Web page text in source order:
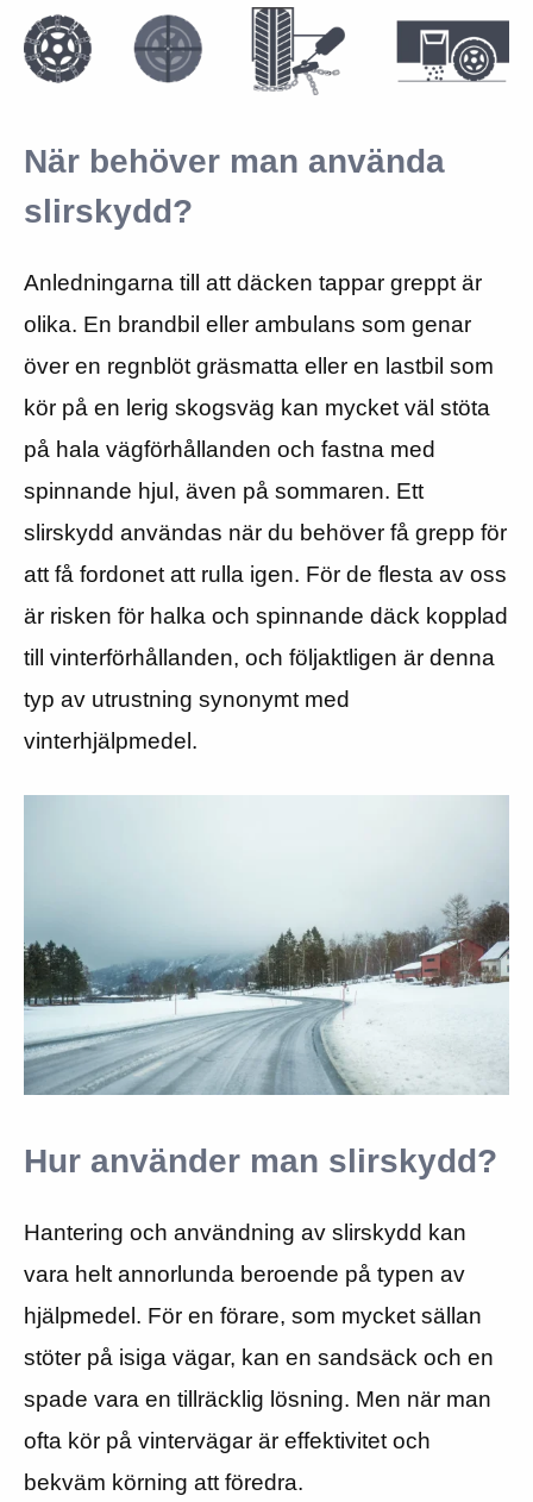
När behöver man använda
slirskydd?
Anledningarna till att däcken tappar greppt är
olika. En brandbil eller ambulans som genar
över en regnblöt gräsmatta eller en lastbil som
kör på en lerig skogsväg kan mycket väl stöta
på hala vägförhållanden och fastna med
spinnande hjul, även på sommaren. Ett
slirskydd användas när du behöver få grepp för
att få fordonet att rulla igen. För de flesta av oss
är risken för halka och spinnande däck kopplad
till vinterförhållanden, och följaktligen är denna
typ av utrustning synonymt med
vinterhjälpmedel.
Hur använder man slirskydd?
Hantering och användning av slirskydd kan
vara helt annorlunda beroende på typen av
hjälpmedel. För en förare, som mycket sällan
stöter på isiga vägar, kan en sandsäck och en
spade vara en tillräcklig lösning. Men när man
ofta kör på vintervägar är effektivitet och
bekväm körning att föredra.